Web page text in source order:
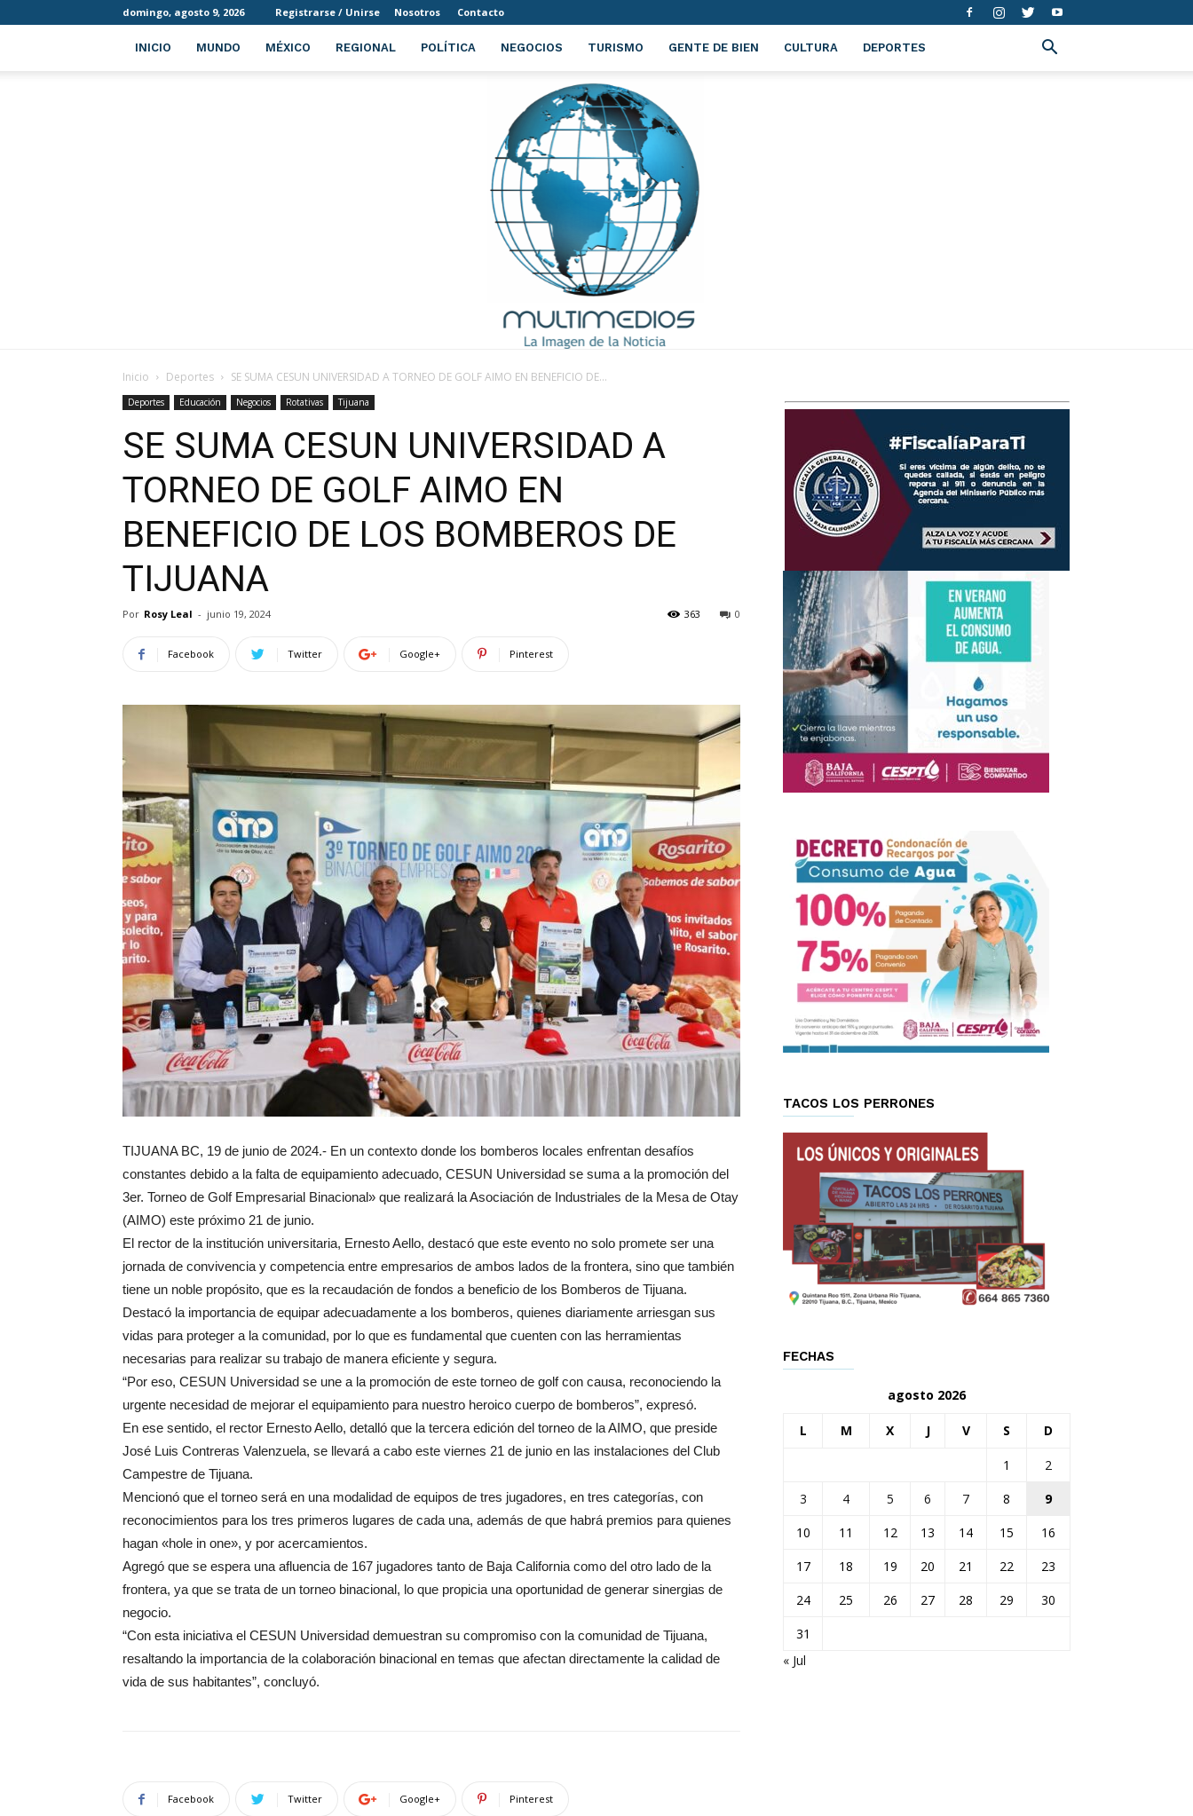
domingo, agosto 9, 2026 Registrarse / Unirse Nosotros Contacto
INICIO MUNDO MÉXICO REGIONAL POLÍTICA NEGOCIOS TURISMO GENTE DE BIEN CULTURA DEPORTES
Inicio Deportes SE SUMA CESUN UNIVERSIDAD A TORNEO DE GOLF AIMO EN BENEFICIO DE...
Deportes Educación Negocios Rotativas Tijuana
SE SUMA CESUN UNIVERSIDAD A
TORNEO DE GOLF AIMO EN
BENEFICIO DE LOS BOMBEROS DE
TIJUANA
Por Rosy Leal - junio 19, 2024 0
363
Facebook Twitter Google+ Pinterest
TIJUANA BC, 19 de junio de 2024.- En un contexto donde los bomberos locales enfrentan desafíos
constantes debido a la falta de equipamiento adecuado, CESUN Universidad se suma a la promoción del
3er. Torneo de Golf Empresarial Binacional» que realizará la Asociación de Industriales de la Mesa de Otay
(AIMO) este próximo 21 de junio.
El rector de la institución universitaria, Ernesto Aello, destacó que este evento no solo promete ser una
jornada de convivencia y competencia entre empresarios de ambos lados de la frontera, sino que también
tiene un noble propósito, que es la recaudación de fondos a beneficio de los Bomberos de Tijuana.
Destacó la importancia de equipar adecuadamente a los bomberos, quienes diariamente arriesgan sus
vidas para proteger a la comunidad, por lo que es fundamental que cuenten con las herramientas
necesarias para realizar su trabajo de manera eficiente y segura.
“Por eso, CESUN Universidad se une a la promoción de este torneo de golf con causa, reconociendo la
urgente necesidad de mejorar el equipamiento para nuestro heroico cuerpo de bomberos”, expresó.
En ese sentido, el rector Ernesto Aello, detalló que la tercera edición del torneo de la AIMO, que preside
José Luis Contreras Valenzuela, se llevará a cabo este viernes 21 de junio en las instalaciones del Club
Campestre de Tijuana.
Mencionó que el torneo será en una modalidad de equipos de tres jugadores, en tres categorías, con
reconocimientos para los tres primeros lugares de cada una, además de que habrá premios para quienes
hagan «hole in one», y por acercamientos.
Agregó que se espera una afluencia de 167 jugadores tanto de Baja California como del otro lado de la
frontera, ya que se trata de un torneo binacional, lo que propicia una oportunidad de generar sinergias de
negocio.
“Con esta iniciativa el CESUN Universidad demuestran su compromiso con la comunidad de Tijuana,
resaltando la importancia de la colaboración binacional en temas que afectan directamente la calidad de
vida de sus habitantes”, concluyó.
Facebook Twitter Google+ Pinterest
TACOS LOS PERRONES
FECHAS
agosto 2026
L M X J V S D
1
2
3
4 5 6 7 8
9
10
11 12 13 14 15
16
17
18 19 20 21 22
23
24
25 26 27 28 29
30
31
« Jul